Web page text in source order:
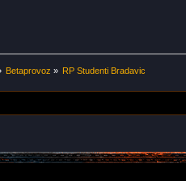
Betaprovoz » RP Studenti Bradavic